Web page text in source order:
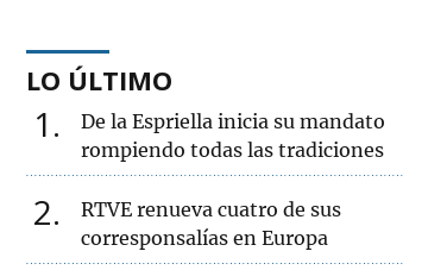
LO ÚLTIMO
1
De la Espriella inicia su mandato
rompiendo todas las tradiciones
2
RTVE renueva cuatro de sus
corresponsalías en Europa